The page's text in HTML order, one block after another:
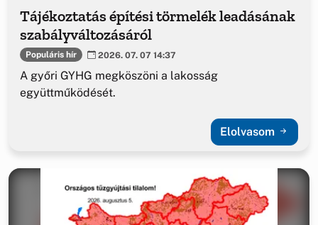
Tájékoztatás építési törmelék leadásának
szabályváltozásáról
Populáris hír 2026. 07. 07 14:37
A győri GYHG megköszöni a lakosság
együttműködését.
Elolvasom